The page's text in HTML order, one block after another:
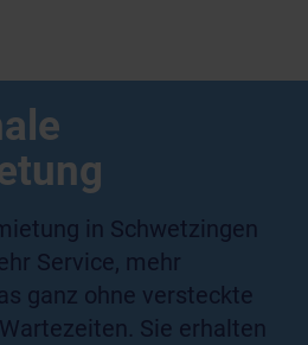
in Schwetzingen
Service, mehr
ganz ohne versteckte
Sie erhalten